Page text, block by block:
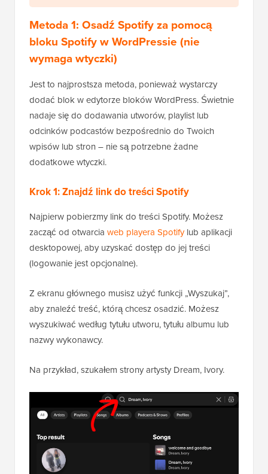
Metoda 1: Osadź Spotify za pomocą
bloku Spotify w WordPressie (nie
wymaga wtyczki)
Jest to najprostsza metoda, ponieważ wystarczy
dodać blok w edytorze bloków WordPress. Świetnie
nadaje się do dodawania utworów, playlist lub
odcinków podcastów bezpośrednio do Twoich
wpisów lub stron – nie są potrzebne żadne
dodatkowe wtyczki.
Krok 1: Znajdź link do treści Spotify
Najpierw pobierzmy link do treści Spotify. Możesz
zacząć od otwarcia web playera Spotifylub aplikacji
desktopowej, aby uzyskać dostęp do jej treści
(logowanie jest opcjonalne).
Z ekranu głównego musisz użyć funkcji „Wyszukaj”,
aby znaleźć treść, którą chcesz osadzić. Możesz
wyszukiwać według tytułu utworu, tytułu albumu lub
nazwy wykonawcy.
Na przykład, szukałem strony artysty Dream, Ivory.